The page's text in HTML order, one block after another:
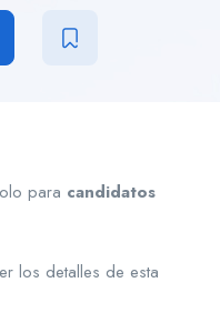
para candidatos
los detalles de esta